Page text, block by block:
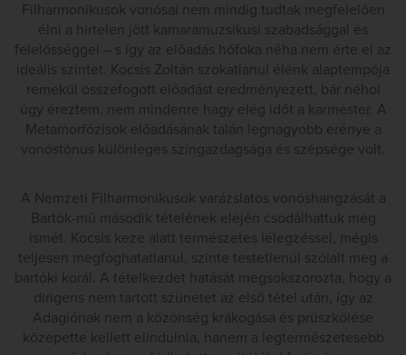
Filharmonikusok vonósai nem mindig tudtak megfelelően
élni a hirtelen jött kamaramuzsikusi szabadsággal és
felelősséggel – s így az előadás hőfoka néha nem érte el az
ideális szintet. Kocsis Zoltán szokatlanul élénk alaptempója
remekül összefogott előadást eredményezett, bár néhol
úgy éreztem, nem mindenre hagy elég időt a karmester. A
Metamorfózisok előadásának talán legnagyobb erénye a
vonóstónus különleges színgazdagsága és szépsége volt.
A Nemzeti Filharmonikusok varázslatos vonóshangzását a
Bartók-mű második tételének elején csodálhattuk meg
ismét. Kocsis keze alatt természetes lélegzéssel, mégis
teljesen megfoghatatlanul, szinte testetlenül szólalt meg a
bartóki korál. A tételkezdet hatását megsokszorozta, hogy a
dirigens nem tartott szünetet az első tétel után, így az
Adagiónak nem a közönség krákogása és prüszkölése
közepette kellett elindulnia, hanem a legtermészetesebb